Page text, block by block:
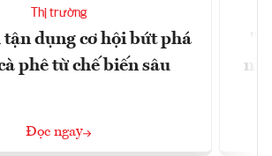
Thị trường
dụng cơ hội bứt phá
phê từ chế biến sâu
Đọc ngay